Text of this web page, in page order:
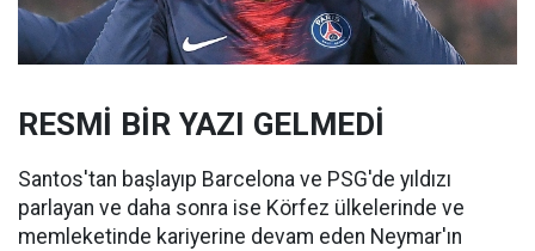
RESMİ BİR YAZI GELMEDİ
Santos'tan başlayıp Barcelona ve PSG'de yıldızı
parlayan ve daha sonra ise Körfez ülkelerinde ve
memleketinde kariyerine devam eden Neymar'ın